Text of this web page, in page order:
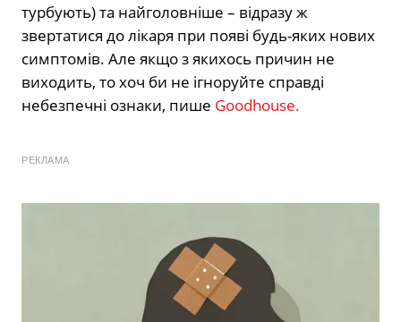
турбують) та найголовніше – відразу ж
звертатися до лікаря при появі будь-яких нових
симптомів. Але якщо з якихось причин не
виходить, то хоч би не ігноруйте справді
небезпечні ознаки, пише Goodhouse.
РЕКЛАМА